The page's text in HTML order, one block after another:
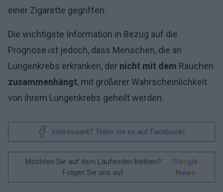
einer Zigarette gegriffen.
Die wichtigste Information in Bezug auf die
Prognose ist jedoch, dass Menschen, die an
Lungenkrebs erkranken, der nicht mit dem Rauchen
zusammenhängt, mit größerer Wahrscheinlichkeit
von ihrem Lungenkrebs geheilt werden.
Interessant? Teilen sie es auf Facebook!
Möchten Sie auf dem Laufenden bleiben?
Folgen Sie uns auf
Google
News